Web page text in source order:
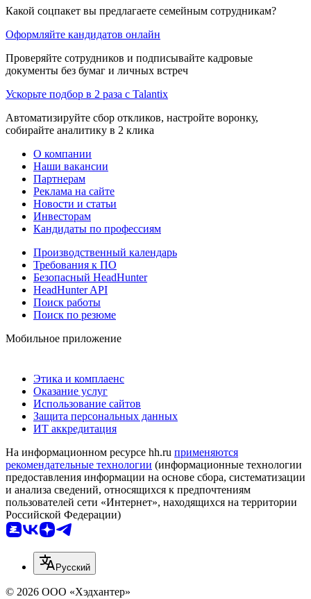
Какой соцпакет вы предлагаете семейным сотрудникам?
Оформляйте кандидатов онлайн
Проверяйте сотрудников и подписывайте кадровые
документы без бумаг и личных встреч
Ускорьте подбор в 2 раза с Talantix
Автоматизируйте сбор откликов, настройте воронку,
собирайте аналитику в 2 клика
О компании
Наши вакансии
Партнерам
Реклама на сайте
Новости и статьи
Инвесторам
Кандидаты по профессиям
Производственный календарь
Требования к ПО
Безопасный HeadHunter
HeadHunter API
Поиск работы
Поиск по резюме
Мобильное приложение
Этика и комплаенс
Оказание услуг
Использование сайтов
Защита персональных данных
ИТ аккредитация
На информационном ресурсе hh.ru применяются
рекомендательные технологии (информационные технологии
предоставления информации на основе сбора, систематизации
и анализа сведений, относящихся к предпочтениям
пользователей сети «Интернет», находящихся на территории
Российской Федерации)
Русский
© 2026 ООО «Хэдхантер»